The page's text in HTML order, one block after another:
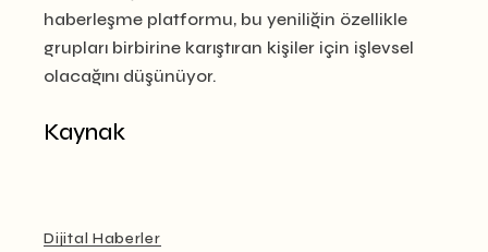
haberleşme platformu, bu yeniliğin özellikle
grupları birbirine karıştıran kişiler için işlevsel
olacağını düşünüyor.
Kaynak
Dijital Haberler